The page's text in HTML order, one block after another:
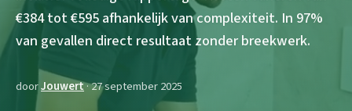
€384 tot €595 afhankelijk van complexiteit. In 97%
van gevallen direct resultaat zonder breekwerk.
doorJouwert· 27 september 2025